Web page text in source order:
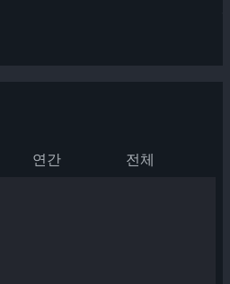
연간 전체